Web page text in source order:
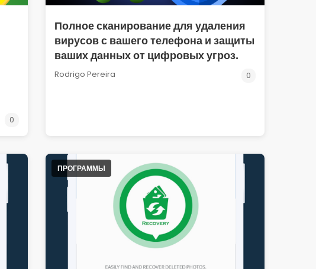
0
Полное сканирование для удаления
вирусов с вашего телефона и защиты
ваших данных от цифровых угроз.
Rodrigo Pereira 0
ПРОГРАММЫ